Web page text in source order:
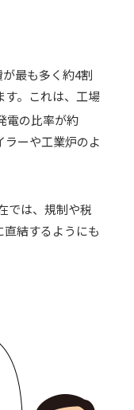
最も多く約4割
す。これは、工場
電の比率が約
ーや工業炉のよ
では、規制や税
結するようにも